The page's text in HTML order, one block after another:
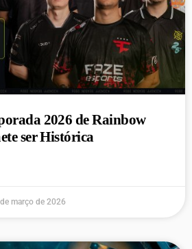
2026 de Rainbow
ser Histórica
março de 2026